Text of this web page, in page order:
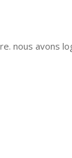
nous avons